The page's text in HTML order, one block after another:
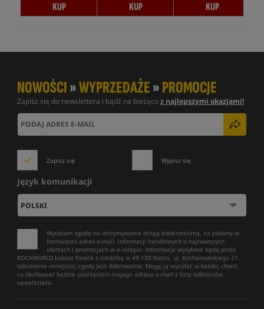
KUP KUP KUP
NOWOŚCI»WYPRZEDAŻE»PROMOCJE
Zapisz się do newslettera i bądź na bieżącoz najlepszymi okazjami!
Zapisz się Wypisz się
Język komunikacji
Wyrażam zgodę na otrzymywanie drogą elektroniczną, na podany w
formularzu adres e-mail, informacji handlowych o najnowszych
ofertach i promocjach w e-sklepie. Informacje wysyłane będą przez
ROCKWORLD Łukasz Pawlik z siedzibą w 48-130 Kietrz, ul. Kochanowskiego 21.
Udzielenie niniejszej zgody jest dobrowolne. Mogę ją wycofać w każdej chwili,
co skutkować będzie usunięciem mojego adresu e-mail z listy odbiorców
newslettera.